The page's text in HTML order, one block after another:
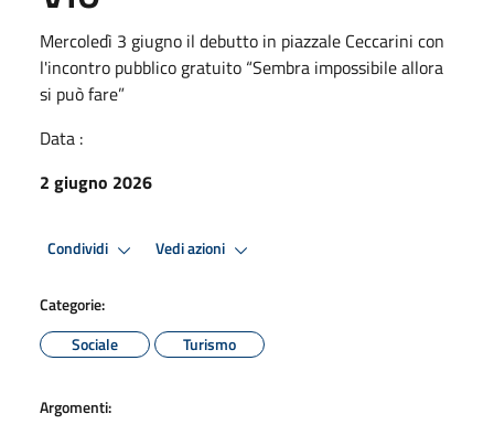
Mercoledì 3 giugno il debutto in piazzale Ceccarini con
l'incontro pubblico gratuito “Sembra impossibile allora
si può fare”
Data :
2 giugno 2026
Condividi Vedi azioni
Categorie:
Sociale
Turismo
Argomenti: